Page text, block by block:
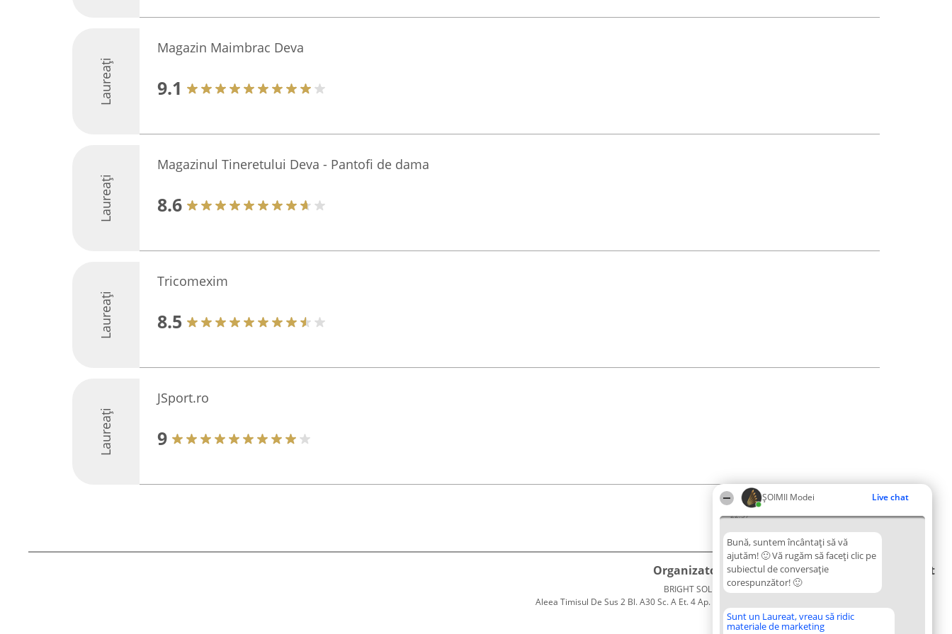
ȘOIMII Modei Live chat
22:57
Bună, suntem încântați să vă
ajutăm! 🙂 Vă rugăm să faceți clic pe
subiectul de conversație
corespunzător! 🙂
Sunt un Laureat, vreau să ridic
materiale de marketing
Laureați
Magazin Maimbrac Deva
9.1
Laureați
Magazinul Tineretului Deva - Pantofi de dama
8.6
Laureați
Tricomexim
8.5
Laureați
JSport.ro
9
Organizator Ranking
BRIGHT SOLUTIONS BR SRL
Aleea Timisul De Sus 2 Bl. A30 Sc. A Et. 4 Ap. 13 Cod 061952
București
CUI 36737675
Plebiscyt
Tuturor
Laureaților
Contact